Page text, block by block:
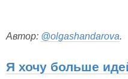
Автор: @olgashandarova.
Я хочу больше